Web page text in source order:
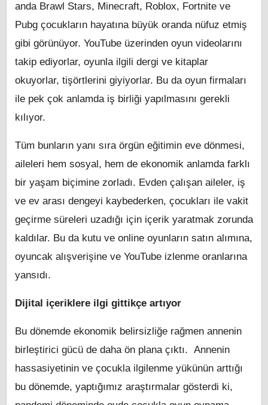
anda Brawl Stars, Minecraft, Roblox, Fortnite ve
Pubg çocukların hayatına büyük oranda nüfuz etmiş
gibi görünüyor. YouTube üzerinden oyun videolarını
takip ediyorlar, oyunla ilgili dergi ve kitaplar
okuyorlar, tişörtlerini giyiyorlar. Bu da oyun firmaları
ile pek çok anlamda iş birliği yapılmasını gerekli
kılıyor.
Tüm bunların yanı sıra örgün eğitimin eve dönmesi,
aileleri hem sosyal, hem de ekonomik anlamda farklı
bir yaşam biçimine zorladı. Evden çalışan aileler, iş
ve ev arası dengeyi kaybederken, çocukları ile vakit
geçirme süreleri uzadığı için içerik yaratmak zorunda
kaldılar. Bu da kutu ve online oyunların satın alımına,
oyuncak alışverişine ve YouTube izlenme oranlarına
yansıdı.
Dijital içeriklere ilgi gittikçe artıyor
Bu dönemde ekonomik belirsizliğe rağmen annenin
birleştirici gücü de daha ön plana çıktı. Annenin
hassasiyetinin ve çocukla ilgilenme yükünün arttığı
bu dönemde, yaptığımız araştırmalar gösterdi ki,